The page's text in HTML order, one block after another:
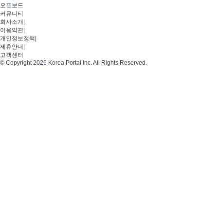
오픈보드
커뮤니티
회사소개
이용약관
개인정보정책
제휴안내
고객센터
© Copyright 2026 Korea Portal Inc. All Rights Reserved.